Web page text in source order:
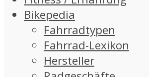
Bikepedia
Fahrradtypen
Fahrrad-Lexikon
Hersteller